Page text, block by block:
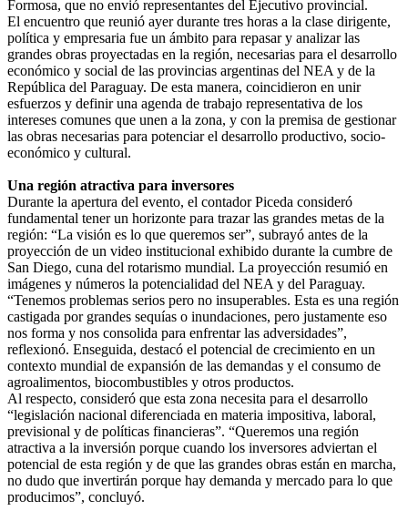
Formosa, que no envió representantes del Ejecutivo provincial.
El encuentro que reunió ayer durante tres horas a la clase dirigente,
política y empresaria fue un ámbito para repasar y analizar las
grandes obras proyectadas en la región, necesarias para el desarrollo
económico y social de las provincias argentinas del NEA y de la
República del Paraguay. De esta manera, coincidieron en unir
esfuerzos y definir una agenda de trabajo representativa de los
intereses comunes que unen a la zona, y con la premisa de gestionar
las obras necesarias para potenciar el desarrollo productivo, socio-
económico y cultural.
Una región atractiva para inversores
Durante la apertura del evento, el contador Piceda consideró
fundamental tener un horizonte para trazar las grandes metas de la
región: “La visión es lo que queremos ser”, subrayó antes de la
proyección de un video institucional exhibido durante la cumbre de
San Diego, cuna del rotarismo mundial. La proyección resumió en
imágenes y números la potencialidad del NEA y del Paraguay.
“Tenemos problemas serios pero no insuperables. Esta es una región
castigada por grandes sequías o inundaciones, pero justamente eso
nos forma y nos consolida para enfrentar las adversidades”,
reflexionó. Enseguida, destacó el potencial de crecimiento en un
contexto mundial de expansión de las demandas y el consumo de
agroalimentos, biocombustibles y otros productos.
Al respecto, consideró que esta zona necesita para el desarrollo
“legislación nacional diferenciada en materia impositiva, laboral,
previsional y de políticas financieras”. “Queremos una región
atractiva a la inversión porque cuando los inversores adviertan el
potencial de esta región y de que las grandes obras están en marcha,
no dudo que invertirán porque hay demanda y mercado para lo que
producimos”, concluyó.